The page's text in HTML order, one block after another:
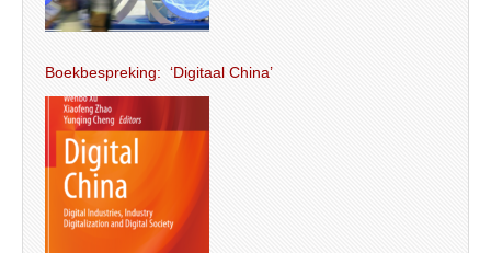
Boekbespreking: ‘Digitaal China’